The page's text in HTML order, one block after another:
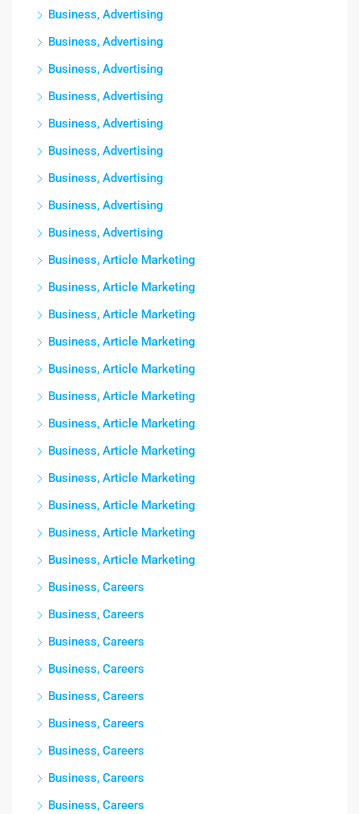
Business, Advertising
Business, Advertising
Business, Advertising
Business, Advertising
Business, Advertising
Business, Advertising
Business, Advertising
Business, Advertising
Business, Advertising
Business, Article Marketing
Business, Article Marketing
Business, Article Marketing
Business, Article Marketing
Business, Article Marketing
Business, Article Marketing
Business, Article Marketing
Business, Article Marketing
Business, Article Marketing
Business, Article Marketing
Business, Article Marketing
Business, Article Marketing
Business, Careers
Business, Careers
Business, Careers
Business, Careers
Business, Careers
Business, Careers
Business, Careers
Business, Careers
Business, Careers